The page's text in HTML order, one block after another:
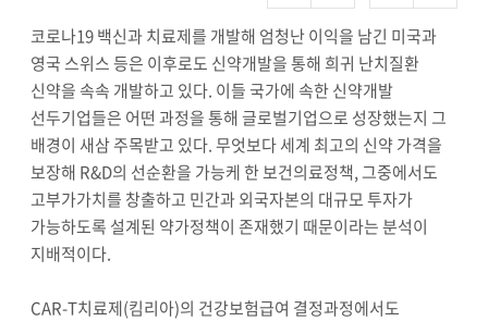
코로나19 백신과 치료제를 개발해 엄청난 이익을 남긴 미국과
영국 스위스 등은 이후로도 신약개발을 통해 희귀 난치질환
신약을 속속 개발하고 있다. 이들 국가에 속한 신약개발
선두기업들은 어떤 과정을 통해 글로벌기업으로 성장했는지 그
배경이 새삼 주목받고 있다. 무엇보다 세계 최고의 신약 가격을
보장해 R&D의 선순환을 가능케 한 보건의료정책, 그중에서도
고부가가치를 창출하고 민간과 외국자본의 대규모 투자가
가능하도록 설계된 약가정책이 존재했기 때문이라는 분석이
지배적이다.
CAR-T치료제(킴리아)의 건강보험급여 결정과정에서도